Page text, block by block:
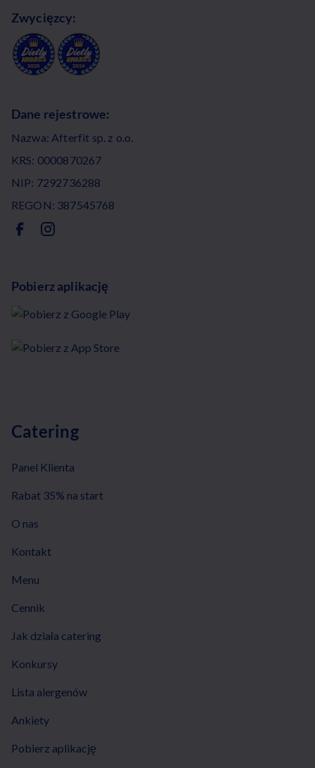
Zwycięzcy:
Dane rejestrowe:
Nazwa: Afterfit sp. z o.o.
KRS: 0000870267
NIP: 7292736288
REGON: 387545768
Pobierz aplikację
Catering
Panel Klienta
Rabat 35% na start
O nas
Kontakt
Menu
Cennik
Jak działa catering
Konkursy
Lista alergenów
Ankiety
Pobierz aplikację